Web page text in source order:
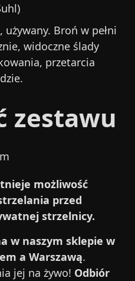
używany. Broń w pełni
widoczne ślady
przetarcia
zestawu
możliwość
przed
strzelnicy.
w naszym sklepie w
a Warszawą.
jej na żywo! Odbiór